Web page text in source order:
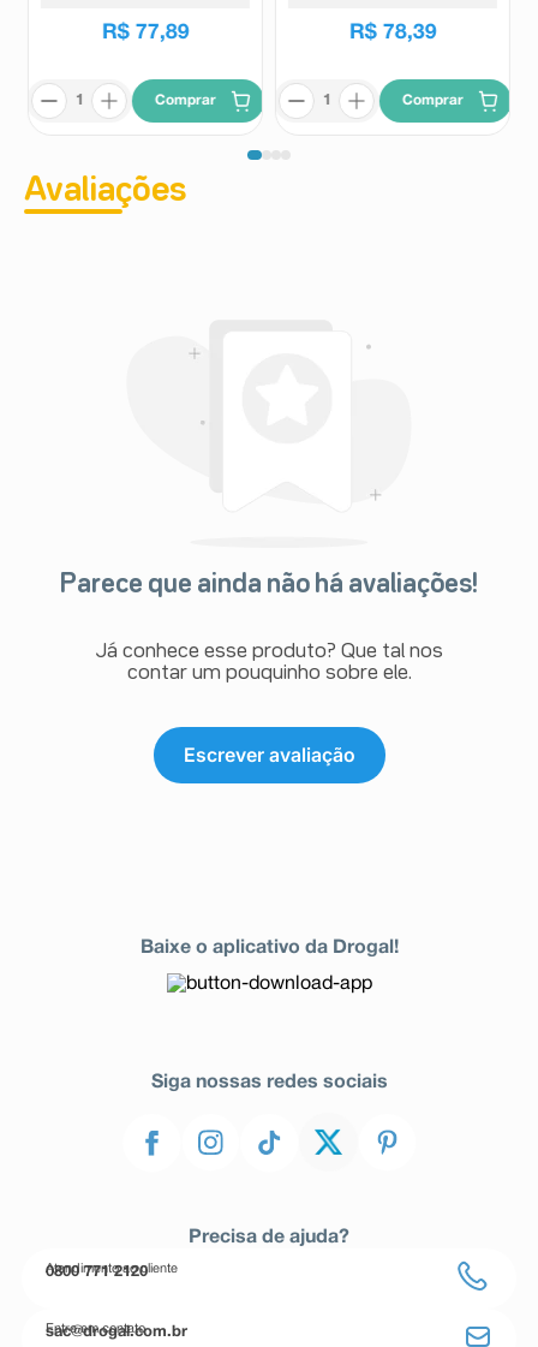
Ocorrência ou piora de condições para as quais a
e/ou coceira relacionada à colestase (fluxo da bile
bloqueado); formação de cálculos biliares (pedras na
vesícula), uma condição metabólica chamada porfiria,
crônica); síndrome hemolítica urêmica (uma doença de
coagulação sanguínea); uma condição neurológica
chamada de coreia de Sydenham, herpes gestacional
exógenos podem induzir ou piorar os sintomas de
Alterações da tolerância à glicose ou efeito de
medicamentos com os contraceptivos orais (por
exemplo, fitoterápicos contendo erva-de-são-joão, ou
por HIV e outras infecções), veja item “Dunia 35 e
outros medicamentos”.
R$ 77,89
Comprar
R$ 78,39
Comprar
Avaliações
Parece que ainda não há avaliações!
Já conhece esse produto? Que tal nos
contar um pouquinho sobre ele.
Escrever avaliação
Baixe o aplicativo da Drogal!
Siga nossas redes sociais
Precisa de ajuda?
Atendimento ao cliente
0800 771 2120
Entre em contato
sac@drogal.com.br